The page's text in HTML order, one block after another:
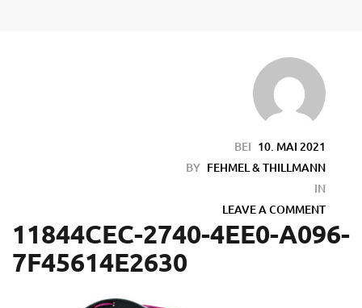
BEI 10. MAI 2021
BY FEHMEL & THILLMANN
IN
LEAVE A COMMENT
11844CEC-2740-4EE0-A096-
7F45614E2630